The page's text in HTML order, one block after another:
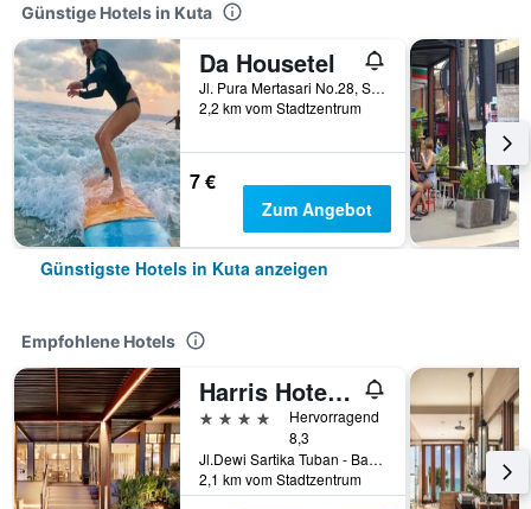
Günstige Hotels in Kuta
Da Housetel
Jl. Pura Mertasari No.28, Sunset Road, Kuta, Indonesien
2,2 km vom Stadtzentrum
7 €
Zum Angebot
Günstigste Hotels in Kuta anzeigen
Empfohlene Hotels
Harris Hotel Kuta Tuban Bali
4 Sterne
Hervorragend
8,3
Jl.Dewi Sartika Tuban - Bali, Indonesia, 3, Kuta, Indonesien
2,1 km vom Stadtzentrum